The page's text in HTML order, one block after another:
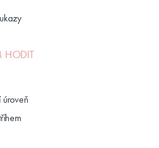
HODIT
úroveň